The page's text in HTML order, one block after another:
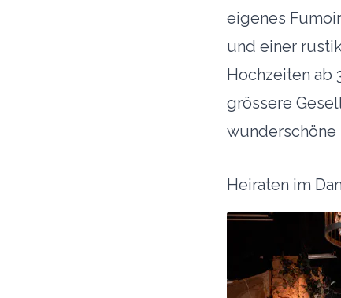
eigenes
und einer
Hochzeiten ab
grössere
wunderschöne
Heiraten im